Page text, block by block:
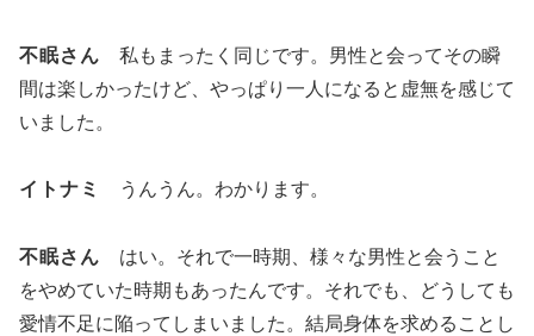
不眠さん 私もまったく同じです。男性と会ってその瞬
間は楽しかったけど、やっぱり一人になると虚無を感じて
いました。
イトナミ うんうん。わかります。
不眠さん はい。それで一時期、様々な男性と会うこと
をやめていた時期もあったんです。それでも、どうしても
愛情不足に陥ってしまいました。結局身体を求めることし